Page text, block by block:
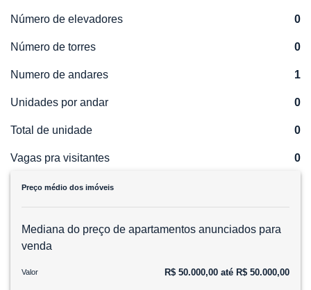
Número de elevadores 0
Número de torres 0
Numero de andares 1
Unidades por andar 0
Total de unidade 0
Vagas pra visitantes 0
Preço médio dos imóveis
Mediana do preço de apartamentos anunciados para
venda
Valor R$ 50.000,00 até R$ 50.000,00